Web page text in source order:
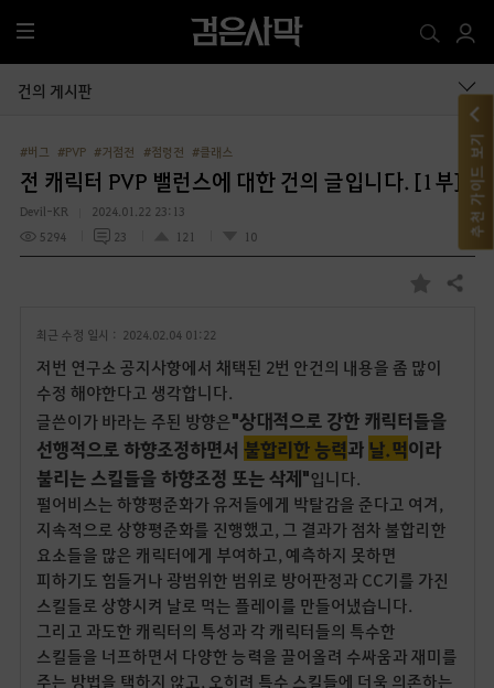
전
체
메
건의 게시판
#버그 #PVP #거점전 #점령전 #클래스
전 캐릭터 PVP 밸런스에 대한 건의 글입니다. [1부]
Devil-KR
2024.01.22 23:13
5294
23 121 10
즐
기
공유하기
최근 수정 일시 : 2024.02.04 01:22
저번 연구소 공지사항에서 채택된 2번 안건의 내용을 좀 많이
수정 해야한다고 생각합니다.
글쓴이가 바라는 주된 방향은"상대적으로 강한 캐릭터들을
선행적으로 하향조정하면서 불합리한 능력과 날.먹이라
불리는 스킬들을 하향조정 또는 삭제"입니다.
펄어비스는 하향평준화가 유저들에게 박탈감을 준다고 여겨,
지속적으로 상향평준화를 진행했고, 그 결과가 점차 불합리한
요소들을 많은 캐릭터에게 부여하고, 예측하지 못하면
피하기도 힘들거나 광범위한 범위로 방어판정과 CC기를 가진
스킬들로 상향시켜 날로 먹는 플레이를 만들어냈습니다.
그리고 과도한 캐릭터의 특성과 각 캐릭터들의 특수한
스킬들을 너프하면서 다양한 능력을 끌어올려 수싸움과 재미를
주는 방법을 택하지 않고, 오히려 특수 스킬들에 더욱 의존하는
추천 가이드 보기